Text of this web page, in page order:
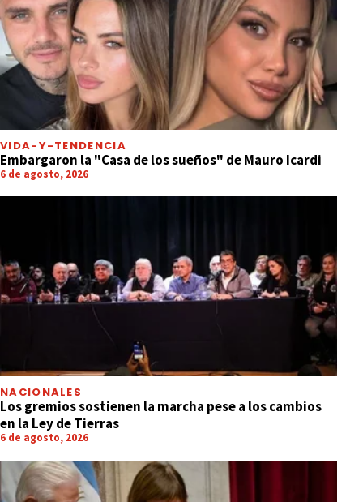
VIDA-Y-TENDENCIA
Embargaron la "Casa de los sueños" de Mauro Icardi
6 de agosto, 2026
NACIONALES
Los gremios sostienen la marcha pese a los cambios
en la Ley de Tierras
6 de agosto, 2026